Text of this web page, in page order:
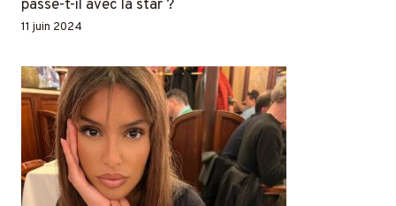
passe-t-il avec la star ?
11 juin 2024